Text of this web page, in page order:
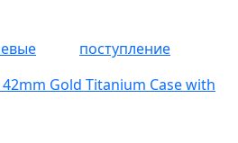
поступление
Gold Titanium Case with